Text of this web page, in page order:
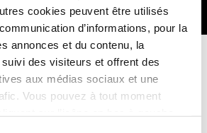
cookies peuvent être utilisés
d’informations, pour la
annonces et du contenu, la
des visiteurs et offrent des
aux médias sociaux et une
Vous pouvez à tout moment
Contact
– COM & Company –Mentions légales